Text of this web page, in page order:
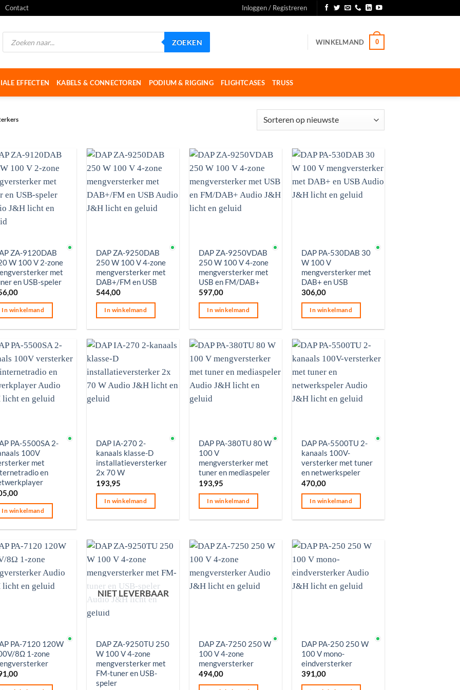
Contact Inloggen / Registreren
Producten
zoeken
ZOEKEN WINKELMAND 0
EFFECTEN KABELS & CONNECTOREN PODIUM & RIGGING FLIGHTCASES TRUSS
voorraad
ZA-9120DAB
W 100 V 2-zone
met
en USB-speler
In winkelmand
Op voorraad
DAP ZA-9250DAB
250 W 100 V 4-zone
mengversterker met
DAB+/FM en USB
544,00
In winkelmand
Op voorraad
DAP ZA-9250VDAB
250 W 100 V 4-zone
mengversterker met
USB en FM/DAB+
597,00
In winkelmand
Op voorraad
DAP PA-530DAB 30
W 100 V
mengversterker met
DAB+ en USB
306,00
In winkelmand
voorraad
PA-5500SA 2-
100V
met
en
In winkelmand
Op voorraad
DAP IA-270 2-
kanaals klasse-D
installatieversterker
2x 70 W
193,95
In winkelmand
Op voorraad
DAP PA-380TU 80 W
100 V
mengversterker met
tuner en mediaspeler
193,95
In winkelmand
Op voorraad
DAP PA-5500TU 2-
kanaals 100V-
versterker met tuner
en netwerkspeler
470,00
In winkelmand
voorraad
PA-7120 120W
8Ω 1-zone
NIET LEVERBAAR
DAP ZA-9250TU 250
W 100 V 4-zone
mengversterker met
FM-tuner en USB-
speler
Op voorraad
DAP ZA-7250 250 W
100 V 4-zone
mengversterker
494,00
Op voorraad
DAP PA-250 250 W
100 V mono-
eindversterker
391,00